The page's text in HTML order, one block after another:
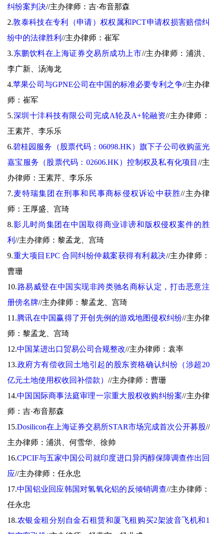
纠纷案判决//主办律师：吉·布音那森
2.敦泰科技在专利（申请）权权属和PCT申请权损害赔偿纠
纷中的法律胜利 //主办律师：崔军
3.东鹏饮料在上海证券交易所成功上市//主办律师：浦洪、
李广新、汤海龙
4.苹果公司与GPNE公司在中国的标准必要专利之争//主办律
师：崔军
5.深圳十沣科技有限公司完成A轮及A+轮融资//主办律师：
王素芹、李乐乐
6.碧桂园服务（股票代码：06098.HK）旗下子公司收购蓝光
嘉宝服务（股票代码：02606.HK）控制权及私有化项目 //主
办律师：王素芹、李乐乐
7.麦特瑞集团在刑事和民事商标侵权诉讼中获胜//主办律
师：王厚盛、宫琦
8.影儿时尚集团在中国取得商业诽谤和版权侵权案件的胜
利 //主办律师：黎孟龙、宫琦
9.重大项目EPC 合同纠纷仲裁案获得有利裁决//主办律师：
曹珊
10.路易威登在中国实现非跨类驰名商标认定，打击恶意注
册傍名牌//主办律师：黎孟龙、宫琦
11.腾讯在中国赢得了开创先例的游戏地图侵权纠纷//主办律
师：黎孟龙、宫琦
12.中国某进出口贸易公司合规整改//主办律师：袁率
13.政府方有偿收回土地引起的股东资格确认纠纷（涉超20
亿元土地使用权收回补偿款） //主办律师：曹珊
14.中国国际商事法庭审理一宗重大股权收购纠纷案//主办律
师：吉·布音那森
15.Dosilicon在上海证券交易所STAR市场完成首次公开募股//
主办律师：浦洪、何雪华、徐帅
16.CPCIF与五家中国公司就印度进口异丙醇保障调查作出回
应//主办律师：任永忠
17.中国铝业回应韩国对氢氧化铝的反倾销调查//主办律师：
任永忠
18.农银金租分别自金石租赁和厦飞租购买2架波音飞机和1